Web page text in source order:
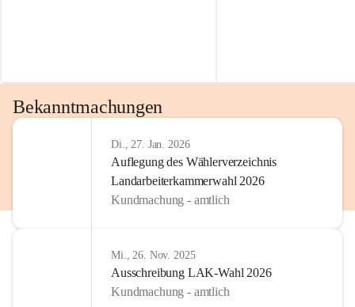
Bekanntmachungen
Di., 27. Jan. 2026
Auflegung des Wählerverzeichnis
Landarbeiterkammerwahl 2026
Kundmachung - amtlich
Mi., 26. Nov. 2025
Ausschreibung LAK-Wahl 2026
Kundmachung - amtlich